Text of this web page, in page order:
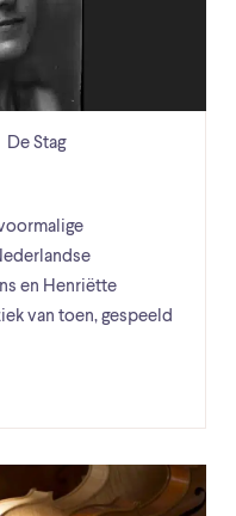
De Stag
en Henriëtte
van toen, gespeeld